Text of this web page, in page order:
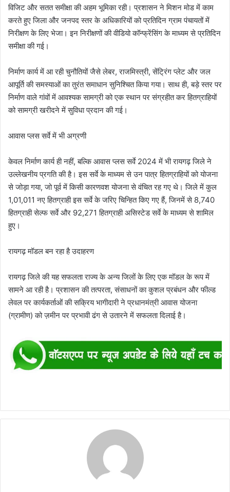
विजिट और सतत समीक्षा की अहम भूमिका रही। प्रशासन ने मिशन मोड में काम
करते हुए जिला और जनपद स्तर के अधिकारियों को प्रतिदिन ग्राम पंचायतों में
निरीक्षण के लिए भेजा। इन निरीक्षणों की वीडियो कॉन्फ्रेंसिंग के माध्यम से प्रतिदिन
समीक्षा की गई।
निर्माण कार्य में आ रही चुनौतियों जैसे लेबर, राजमिस्त्री, सेंट्रिंग प्लेट और जल
आपूर्ति की समस्याओं का तुरंत समाधान सुनिश्चित किया गया। साथ ही, बड़े स्तर पर
निर्माण वाले गांवों में आवश्यक सामग्री को एक स्थान पर संग्रहीत कर हितग्राहियों
को सामग्री खरीदने में सुविधा प्रदान की गई।
आवास प्लस सर्वे में भी अग्रणी
केवल निर्माण कार्य ही नहीं, बल्कि आवास प्लस सर्वे 2024 में भी रायगढ़ जिले ने
उल्लेखनीय प्रगति की है। इस सर्वे के माध्यम से उन पात्र हितग्राहियों को योजना
से जोड़ा गया, जो पूर्व में किसी कारणवश योजना से वंचित रह गए थे। जिले में कुल
1,01,011 नए हितग्राही इस सर्वे के जरिए चिन्हित किए गए हैं, जिनमें से 8,740
हितग्राही सेल्फ सर्वे और 92,271 हितग्राही असिस्टेड सर्वे के माध्यम से शामिल
हुए।
रायगढ़ मॉडल बन रहा है उदाहरण
रायगढ़ जिले की यह सफलता राज्य के अन्य जिलों के लिए एक मॉडल के रूप में
सामने आ रही है। प्रशासन की तत्परता, संसाधनों का कुशल प्रबंधन और फील्ड
लेवल पर कार्यकर्ताओं की सक्रिय भागीदारी ने प्रधानमंत्री आवास योजना
(ग्रामीण) को ज़मीन पर प्रभावी ढंग से उतारने में सफलता दिलाई है।